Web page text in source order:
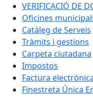
VERIFICACIÓ DE
Oficines
Catàleg de Serveis
Tràmits i gestions
Carpeta ciutadana
Impostos
Factura
Finestreta Única